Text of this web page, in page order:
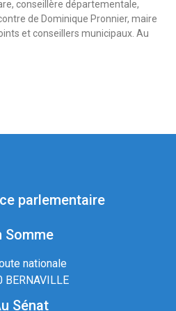
conseillère départementale,
de Dominique Pronnier, maire
et conseillers municipaux. Au
parlementaire
Somme
nationale
BERNAVILLE
Sénat